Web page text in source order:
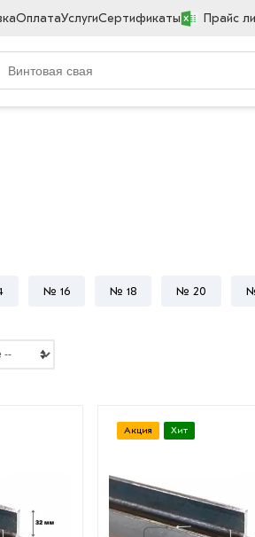
ОплатаУслугиСертификаты Прайс
№ 16 № 18 № 20
Акция Хит